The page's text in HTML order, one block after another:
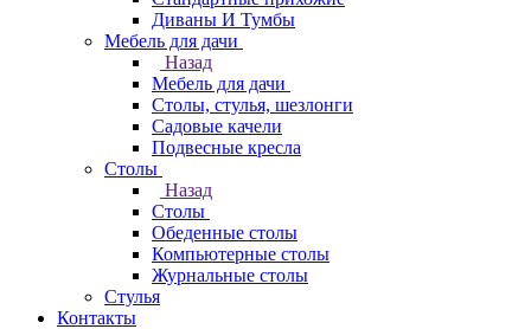
Диваны И Тумбы
Мебель для дачи
Назад
Мебель для дачи
Столы, стулья, шезлонги
Садовые качели
Подвесные кресла
Столы
Назад
Столы
Обеденные столы
Компьютерные столы
Журнальные столы
Стулья
Контакты